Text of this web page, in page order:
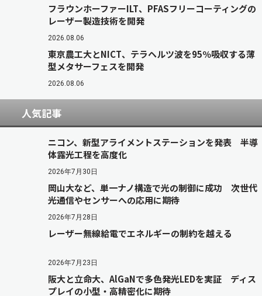
フラウンホーファーILT、PFASフリーコーティングの
レーザー製造技術を開発
2026.08.06
東京農工大とNICT、テラヘルツ波を95％吸収する薄
型メタサーフェスを開発
2026.08.06
人気記事
ニコン、新型アライメントステーションを発表 半導
体露光工程を高度化
2026年7月30日
岡山大など、単一ナノ構造で光の制御に成功 次世代
光通信やセンサーへの応用に期待
2026年7月28日
レーザー無線給電でエネルギーの制約を越える
2026年7月23日
阪大と立命大、AlGaNで多色発光LEDを実証 ディス
プレイの小型・高精密化に期待